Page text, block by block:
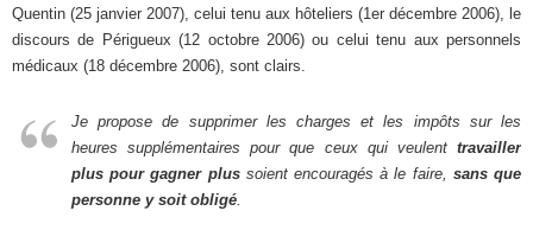
Quentin (25 janvier 2007), celui tenu aux hôteliers (1er décembre 2006), le
discours de Périgueux (12 octobre 2006) ou celui tenu aux personnels
médicaux (18 décembre 2006), sont clairs.
Je propose de supprimer les charges et les impôts sur les
heures supplémentaires pour que ceux qui veulent travailler
plus pour gagner plussoient encouragés à le faire, sans que
personne y soit obligé